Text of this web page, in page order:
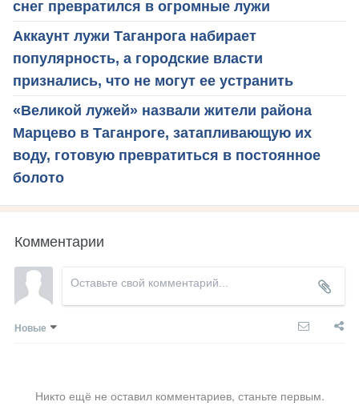
снег превратился в огромные лужи
Аккаунт лужи Таганрога набирает
популярность, а городские власти
признались, что не могут ее устранить
«Великой лужей» назвали жители района
Марцево в Таганроге, затапливающую их
воду, готовую превратиться в постоянное
болото
Комментарии
Новые
Никто ещё не оставил комментариев, станьте первым.